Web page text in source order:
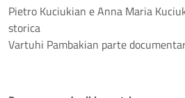
Pietro Kuciukian e Anna Maria
storica
Vartuhi Pambakian parte